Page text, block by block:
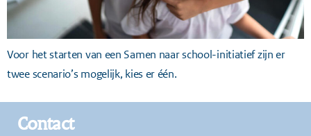
Voor het starten van een Samen naar school-initiatief zijn er
twee scenario’s mogelijk, kies er één.
Contact